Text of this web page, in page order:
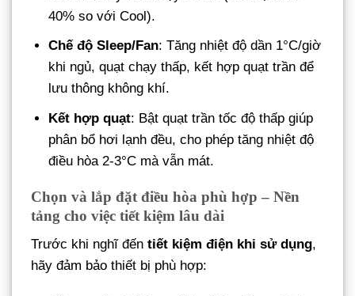
40% so với Cool).
Chế độ Sleep/Fan: Tăng nhiệt độ dần 1°C/giờ
khi ngủ, quạt chạy thấp, kết hợp quạt trần để
lưu thông không khí.
Kết hợp quạt: Bật quạt trần tốc độ thấp giúp
phân bổ hơi lạnh đều, cho phép tăng nhiệt độ
điều hòa 2-3°C mà vẫn mát.
Chọn và lắp đặt điều hòa phù hợp – Nền
tảng cho việc tiết kiệm lâu dài
Trước khi nghĩ đến tiết kiệm điện khi sử dụng,
hãy đảm bảo thiết bị phù hợp: